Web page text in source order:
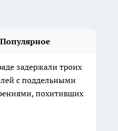
Популярное
задержали троих
с поддельными
похитивших